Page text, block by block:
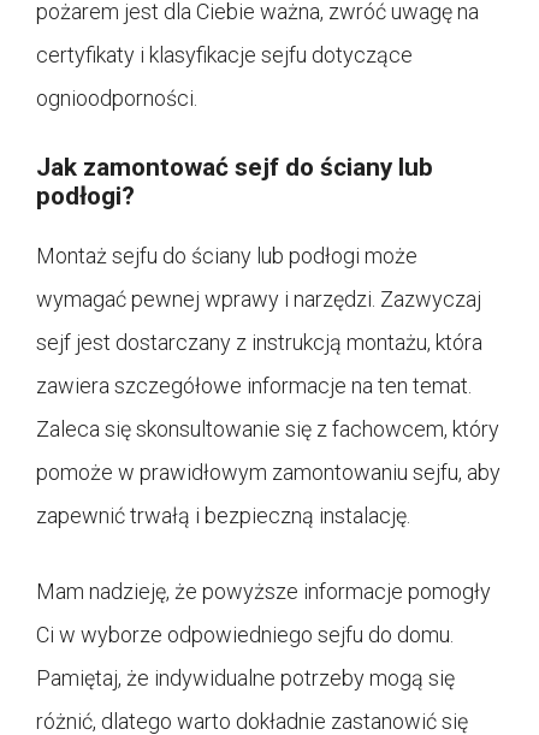
pożarem jest dla Ciebie ważna, zwróć uwagę na
certyfikaty i klasyfikacje sejfu dotyczące
ognioodporności.
Jak zamontować sejf do ściany lub
podłogi?
Montaż sejfu do ściany lub podłogi może
wymagać pewnej wprawy i narzędzi. Zazwyczaj
sejf jest dostarczany z instrukcją montażu, która
zawiera szczegółowe informacje na ten temat.
Zaleca się skonsultowanie się z fachowcem, który
pomoże w prawidłowym zamontowaniu sejfu, aby
zapewnić trwałą i bezpieczną instalację.
Mam nadzieję, że powyższe informacje pomogły
Ci w wyborze odpowiedniego sejfu do domu.
Pamiętaj, że indywidualne potrzeby mogą się
różnić, dlatego warto dokładnie zastanowić się